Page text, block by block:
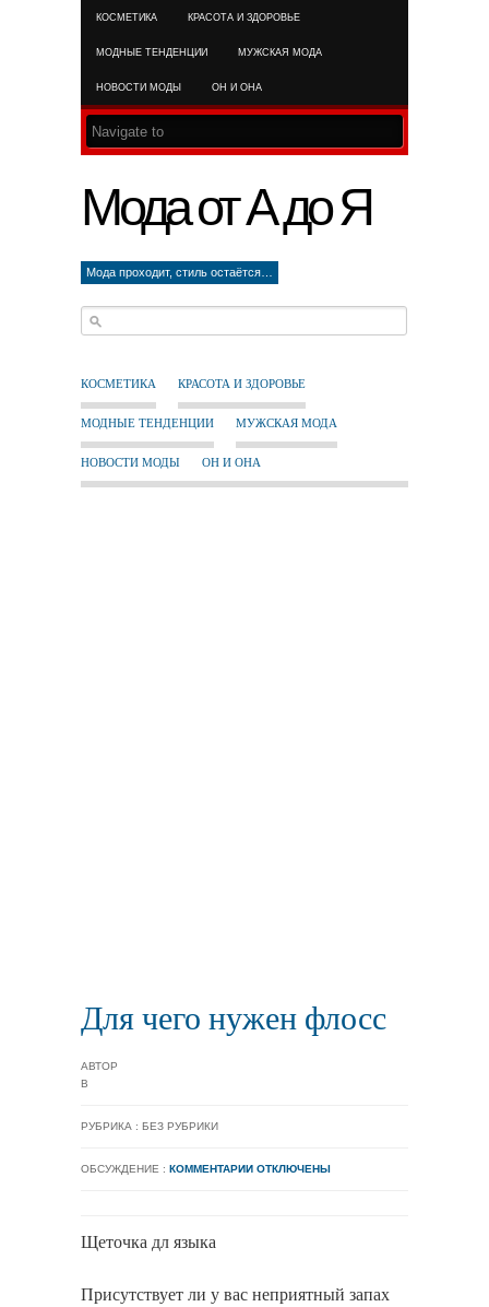
КОСМЕТИКА КРАСОТА И ЗДОРОВЬЕ
МОДНЫЕ ТЕНДЕНЦИИ МУЖСКАЯ МОДА
НОВОСТИ МОДЫ ОН И ОНА
Мода от А до Я
Мода проходит, стиль остаётся…
КОСМЕТИКА КРАСОТА И ЗДОРОВЬЕ
МОДНЫЕ ТЕНДЕНЦИИ МУЖСКАЯ МОДА
НОВОСТИ МОДЫ ОН И ОНА
Для чего нужен флосс
АВТОР
В
РУБРИКА : БЕЗ РУБРИКИ
ОБСУЖДЕНИЕ : КОММЕНТАРИИ ОТКЛЮЧЕНЫ
Щеточка дл языка
Присутствует ли у вас неприятный запах